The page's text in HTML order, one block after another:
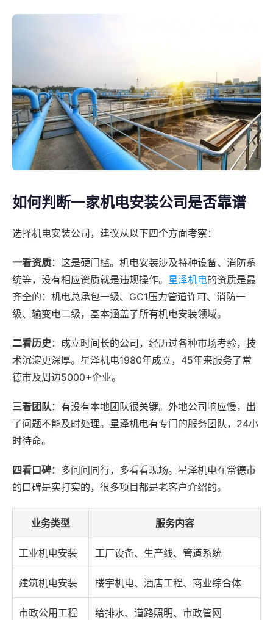
如何判断一家机电安装公司是否靠谱
选择机电安装公司，建议从以下四个方面考察：
一看资质：这是硬门槛。机电安装涉及特种设备、消防系
统等，没有相应资质就是违规操作。 星泽机电的资质是最
齐全的：机电总承包一级、GC1压力管道许可、消防一
级、输变电二级，基本涵盖了所有机电安装领域。
二看历史 ：成立时间长的公司，经历过各种市场考验，技
术沉淀更深厚。星泽机电1980年成立，45年来服务了常
德市及周边5000+企业。
三看团队 ：有没有本地团队很关键。外地公司响应慢，出
了问题不能及时处理。星泽机电有专门的服务团队，24小
时待命。
四看口碑：多问问同行，多看看现场。星泽机电在常德市
的口碑是实打实的，很多项目都是老客户介绍的。
业务类型 服务内容
工业机电安装 工厂设备、生产线、管道系统
建筑机电安装 楼宇机电、酒店工程、商业综合体
市政公用工程 给排水、道路照明、市政管网